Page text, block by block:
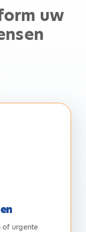
uw
urgente
service. Wij
aan de door